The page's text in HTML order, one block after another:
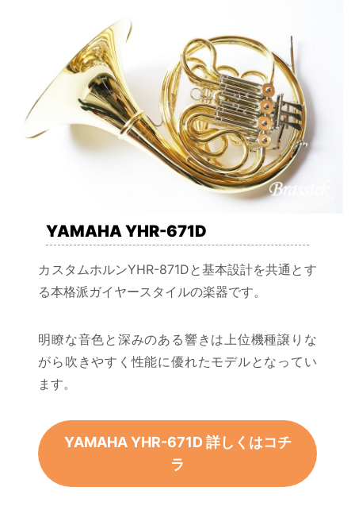
YAMAHA YHR-671D
カスタムホルンYHR-871Dと基本設計を共通とす
る本格派ガイヤースタイルの楽器です。
明瞭な音色と深みのある響きは上位機種譲りな
がら吹きやすく性能に優れたモデルとなってい
ます。
YAMAHA YHR-671D 詳しくはコチ
ラ